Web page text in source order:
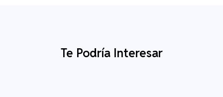
Te Podría Interesar